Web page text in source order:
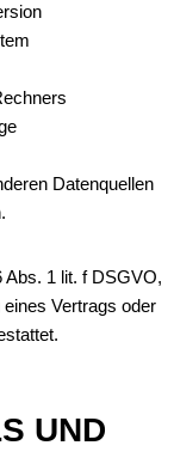
Datenquellen
Abs. 1 lit. f DSGVO,
Vertrags oder
UND